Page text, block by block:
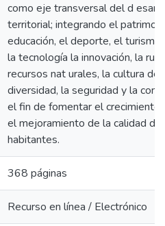
como eje transversal del d
territorial; integrando el
educación, el deporte, el turismo
la tecnología la innovación, la
recursos nat urales, la cultura de
diversidad, la seguridad y la
el fin de fomentar el crecimiento
el mejoramiento de la calidad de
habitantes.
368 páginas
Recurso en línea / Electrónico